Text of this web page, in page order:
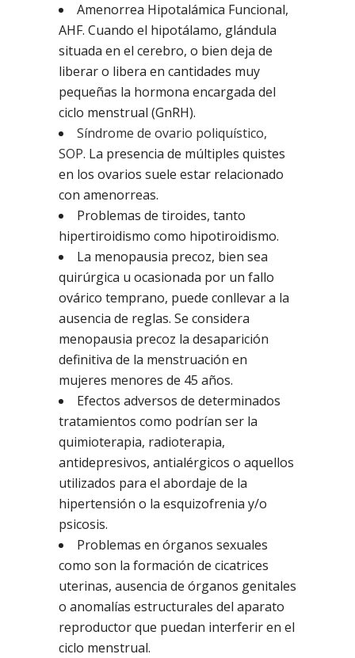
Amenorrea Hipotalámica Funcional,
AHF. Cuando el hipotálamo, glándula
situada en el cerebro, o bien deja de
liberar o libera en cantidades muy
pequeñas la hormona encargada del
ciclo menstrual (GnRH).
Síndrome de ovario poliquístico,
SOP. La presencia de múltiples quistes
en los ovarios suele estar relacionado
con amenorreas.
Problemas de tiroides, tanto
hipertiroidismo como hipotiroidismo.
La menopausia precoz, bien sea
quirúrgica u ocasionada por un fallo
ovárico temprano, puede conllevar a la
ausencia de reglas. Se considera
menopausia precoz la desaparición
definitiva de la menstruación en
mujeres menores de 45 años.
Efectos adversos de determinados
tratamientos como podrían ser la
quimioterapia, radioterapia,
antidepresivos, antialérgicos o aquellos
utilizados para el abordaje de la
hipertensión o la esquizofrenia y/o
psicosis.
Problemas en órganos sexuales
como son la formación de cicatrices
uterinas, ausencia de órganos genitales
o anomalías estructurales del aparato
reproductor que puedan interferir en el
ciclo menstrual.